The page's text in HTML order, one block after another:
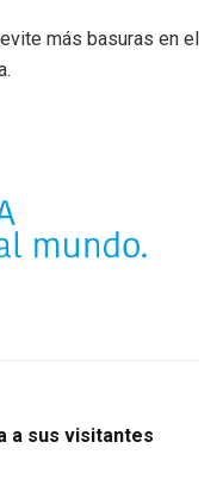
más basuras en el
a sus visitantes